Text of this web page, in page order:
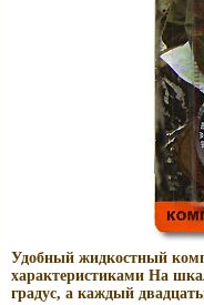
Удобный жидкостный
характеристиками На
градус, а каждый